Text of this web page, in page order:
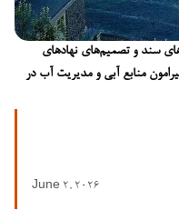
سند و تصمیم‌های نهادهای
منابع آبی و مدیریت آب در
June 2, 2026